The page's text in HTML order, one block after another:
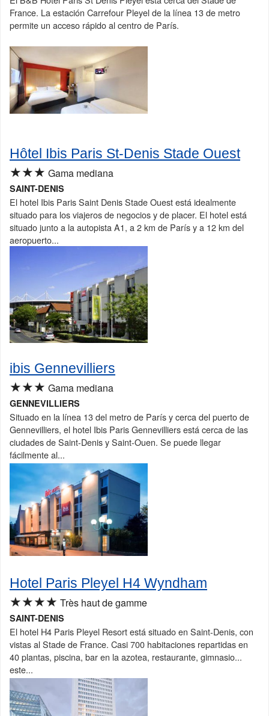
France. La estación Carrefour Pleyel de la línea 13 de metro
permite un acceso rápido al centro de París.
Hôtel Ibis Paris St-Denis Stade Ouest
★★★ Gama mediana
SAINT-DENIS
El hotel Ibis Paris Saint Denis Stade Ouest está idealmente
situado para los viajeros de negocios y de placer. El hotel está
situado junto a la autopista A1, a 2 km de París y a 12 km del
aeropuerto...
ibis Gennevilliers
★★★ Gama mediana
GENNEVILLIERS
Situado en la línea 13 del metro de París y cerca del puerto de
Gennevilliers, el hotel Ibis Paris Gennevilliers está cerca de las
ciudades de Saint-Denis y Saint-Ouen. Se puede llegar
fácilmente al...
Hotel Paris Pleyel H4 Wyndham
★★★★ Très haut de gamme
SAINT-DENIS
El hotel H4 Paris Pleyel Resort está situado en Saint-Denis, con
vistas al Stade de France. Casi 700 habitaciones repartidas en
40 plantas, piscina, bar en la azotea, restaurante, gimnasio...
este...